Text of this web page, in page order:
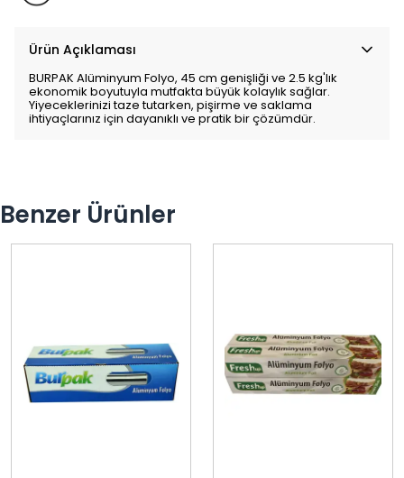
Ürün Açıklaması
BURPAK Alüminyum Folyo, 45 cm genişliği ve 2.5 kg'lık
ekonomik boyutuyla mutfakta büyük kolaylık sağlar.
Yiyeceklerinizi taze tutarken, pişirme ve saklama
ihtiyaçlarınız için dayanıklı ve pratik bir çözümdür.
Benzer Ürünler